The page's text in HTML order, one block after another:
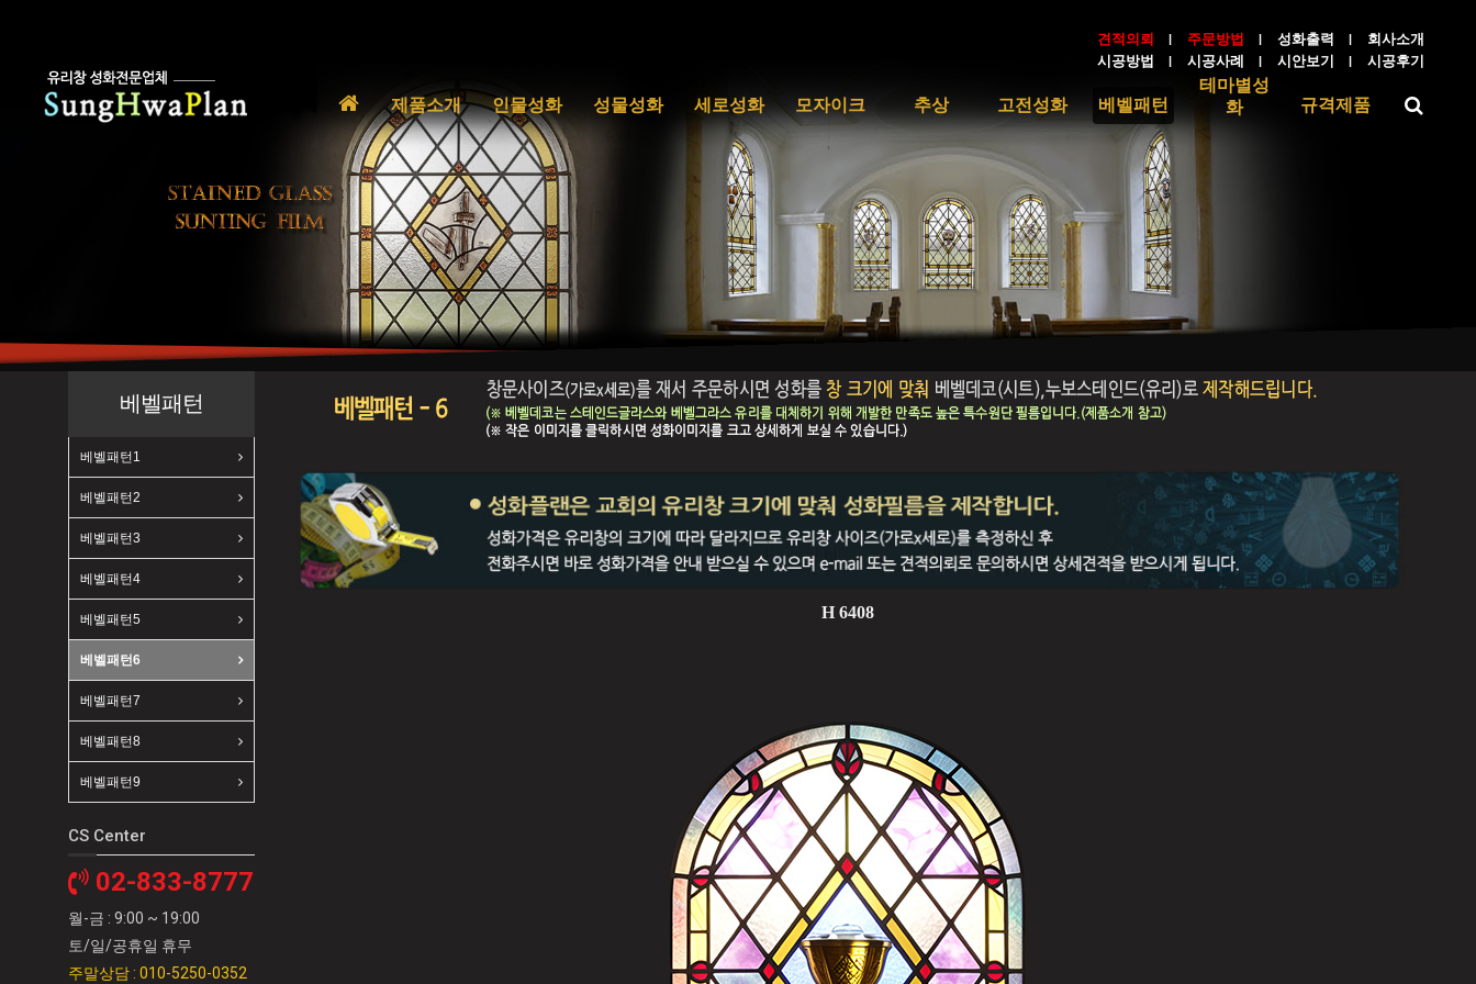
견적의뢰 주문방법 성화출력
회사소개
시공방법
시공사례 시안보기 시공후기
홈
으
로
제품소개 인물성화 성물성화 세로성화 모자이크 추상 고전성화 베벨패턴
테마별성
화
규격제품
H 6408
베벨패턴
베벨패턴1
베벨패턴2
베벨패턴3
베벨패턴4
베벨패턴5
베벨패턴6
베벨패턴7
베벨패턴8
베벨패턴9
CS Center
02-833-8777
월-금 : 9:00 ~ 19:00
토/일/공휴일 휴무
주말상담 : 010-5250-0352